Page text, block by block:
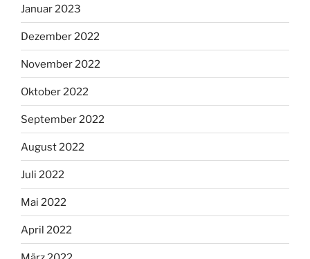
Januar 2023
Dezember 2022
November 2022
Oktober 2022
September 2022
August 2022
Juli 2022
Mai 2022
April 2022